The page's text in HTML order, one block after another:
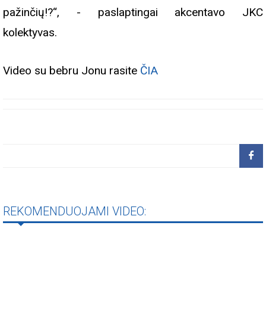
pažinčių!?“, - paslaptingai akcentavo JKC
kolektyvas.
Video su bebru Jonu rasite ČIA
REKOMENDUOJAMI VIDEO: